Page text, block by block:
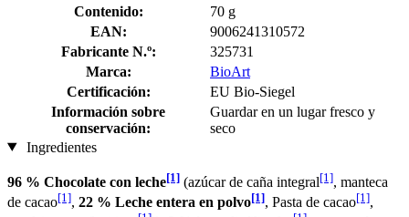
Contenido:
70 g
EAN:
9006241310572
Fabricante N.º:
325731
Marca:
BioArt
Certificación:
EU Bio-Siegel
Información sobre
conservación:
Guardar en un lugar fresco y
seco
Ingredientes
96 % Chocolate con leche[1] (azúcar de caña integral[1], manteca
de cacao[1], 22 % Leche entera en polvo[1], Pasta de cacao[1],